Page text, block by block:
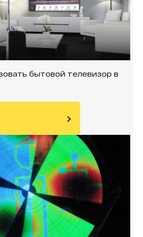
бытовой телевизор в